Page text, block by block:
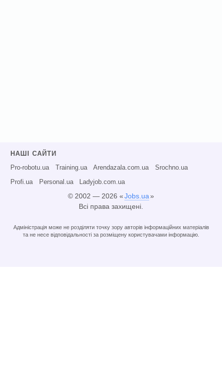
НАШІ САЙТИ
Pro-robotu.ua Training.ua Arendazala.com.ua Srochno.ua
Profi.ua Personal.ua Ladyjob.com.ua
© 2002 — 2026 «Jobs.ua»
Всі права захищені.
Адміністрація може не розділяти точку зору авторів інформаційних матеріалів
та не несе відповідальності за розміщену користувачами інформацію.